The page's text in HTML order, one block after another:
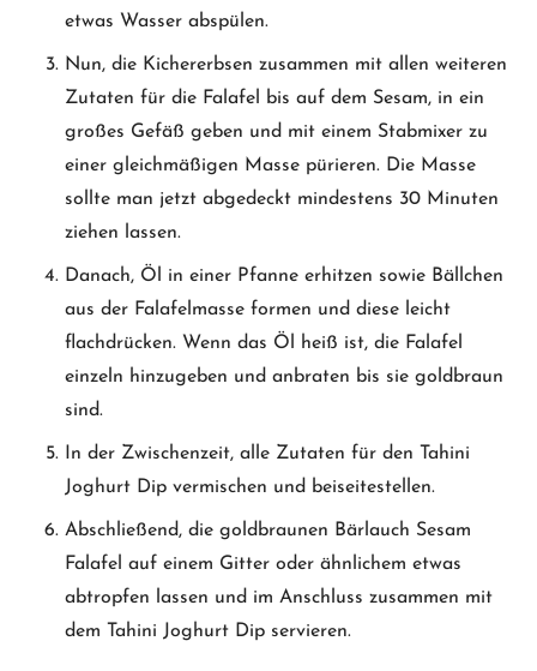
etwas Wasser abspülen.
Nun, die Kichererbsen zusammen mit allen weiteren
Zutaten für die Falafel bis auf dem Sesam, in ein
großes Gefäß geben und mit einem Stabmixer zu
einer gleichmäßigen Masse pürieren. Die Masse
sollte man jetzt abgedeckt mindestens 30 Minuten
ziehen lassen.
Danach, Öl in einer Pfanne erhitzen sowie Bällchen
aus der Falafelmasse formen und diese leicht
flachdrücken. Wenn das Öl heiß ist, die Falafel
einzeln hinzugeben und anbraten bis sie goldbraun
sind.
In der Zwischenzeit, alle Zutaten für den Tahini
Joghurt Dip vermischen und beiseitestellen.
Abschließend, die goldbraunen Bärlauch Sesam
Falafel auf einem Gitter oder ähnlichem etwas
abtropfen lassen und im Anschluss zusammen mit
dem Tahini Joghurt Dip servieren.